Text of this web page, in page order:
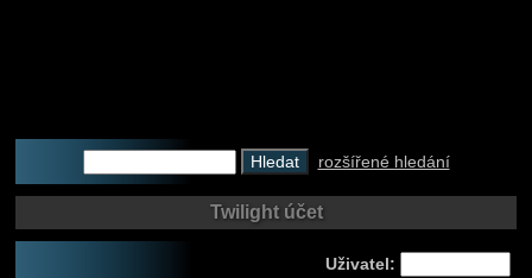
rozšířené hledání
Twilight účet
Uživatel: